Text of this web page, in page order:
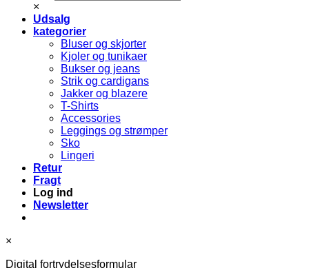
×
Udsalg
kategorier
Bluser og skjorter
Kjoler og tunikaer
Bukser og jeans
Strik og cardigans
Jakker og blazere
T-Shirts
Accessories
Leggings og strømper
Sko
Lingeri
Retur
Fragt
Log ind
Newsletter
×
Digital fortrydelsesformular